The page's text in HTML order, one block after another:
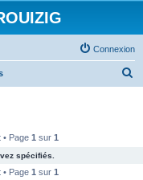
Connexion
Page 1 sur 1
spécifiés.
Page 1 sur 1